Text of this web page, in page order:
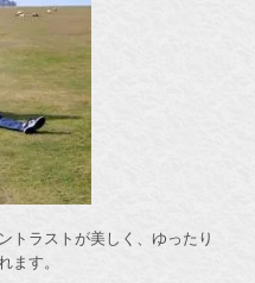
トラストが美しく、ゆったり
ます。